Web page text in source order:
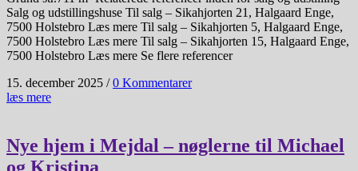
Salg og udstillingshuse Til salg – Sikahjorten 21, Halgaard Enge,
7500 Holstebro Læs mere Til salg – Sikahjorten 5, Halgaard Enge,
7500 Holstebro Læs mere Til salg – Sikahjorten 15, Halgaard Enge,
7500 Holstebro Læs mere Se flere referencer
15. december 2025 / 0 Kommentarer
læs mere
Nye hjem i Mejdal – nøglerne til Michael